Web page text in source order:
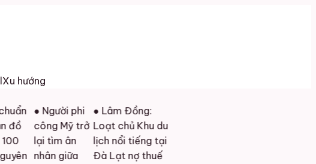
Xu hướng
● Người phi
công Mỹ trở
lại tìm ân
nhân giữa
● Lâm Đồng:
Loạt chủ Khu du
lịch nổi tiếng tại
Đà Lạt nợ thuế